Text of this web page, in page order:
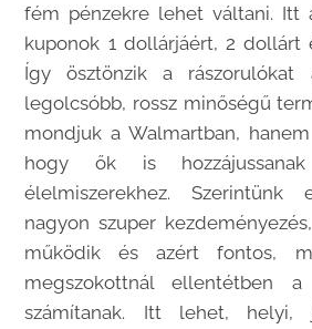
fém pénzekre lehet váltani. Itt
kuponok 1 dollárjáért, 2 dollárt
Így ösztönzik a
legolcsóbb, rossz minőségű
mondjuk a Walmartban,
hogy ők is
élelmiszerekhez.
nagyon szuper
működik és azért fontos,
megszokottnál ellentétben
számítanak. Itt lehet,